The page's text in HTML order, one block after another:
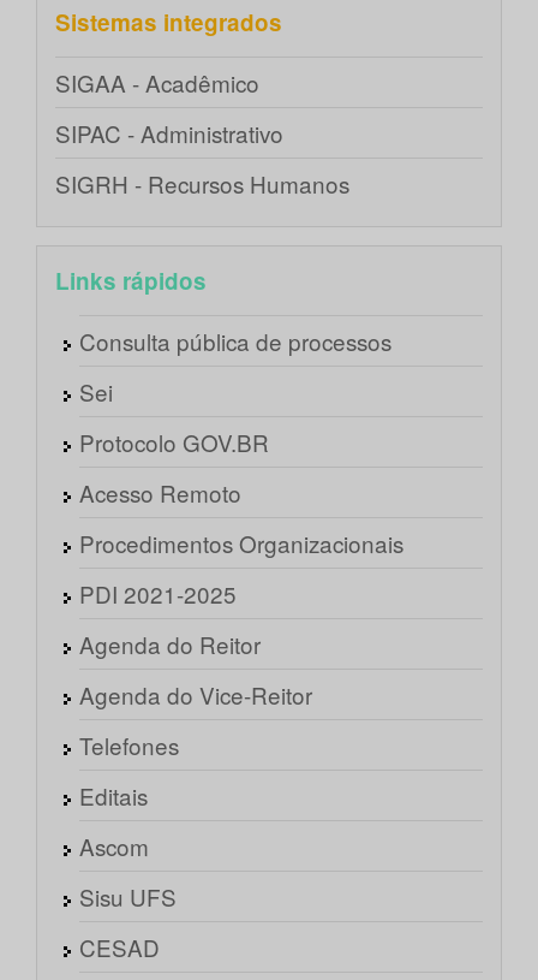
Sistemas integrados
SIGAA - Acadêmico
SIPAC - Administrativo
SIGRH - Recursos Humanos
Links rápidos
Consulta pública de processos
Sei
Protocolo GOV.BR
Acesso Remoto
Procedimentos Organizacionais
PDI 2021-2025
Agenda do Reitor
Agenda do Vice-Reitor
Telefones
Editais
Ascom
Sisu UFS
CESAD